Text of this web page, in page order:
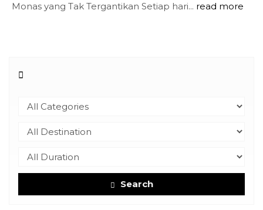
Monas yang Tak Tergantikan Setiap hari... read more
Search